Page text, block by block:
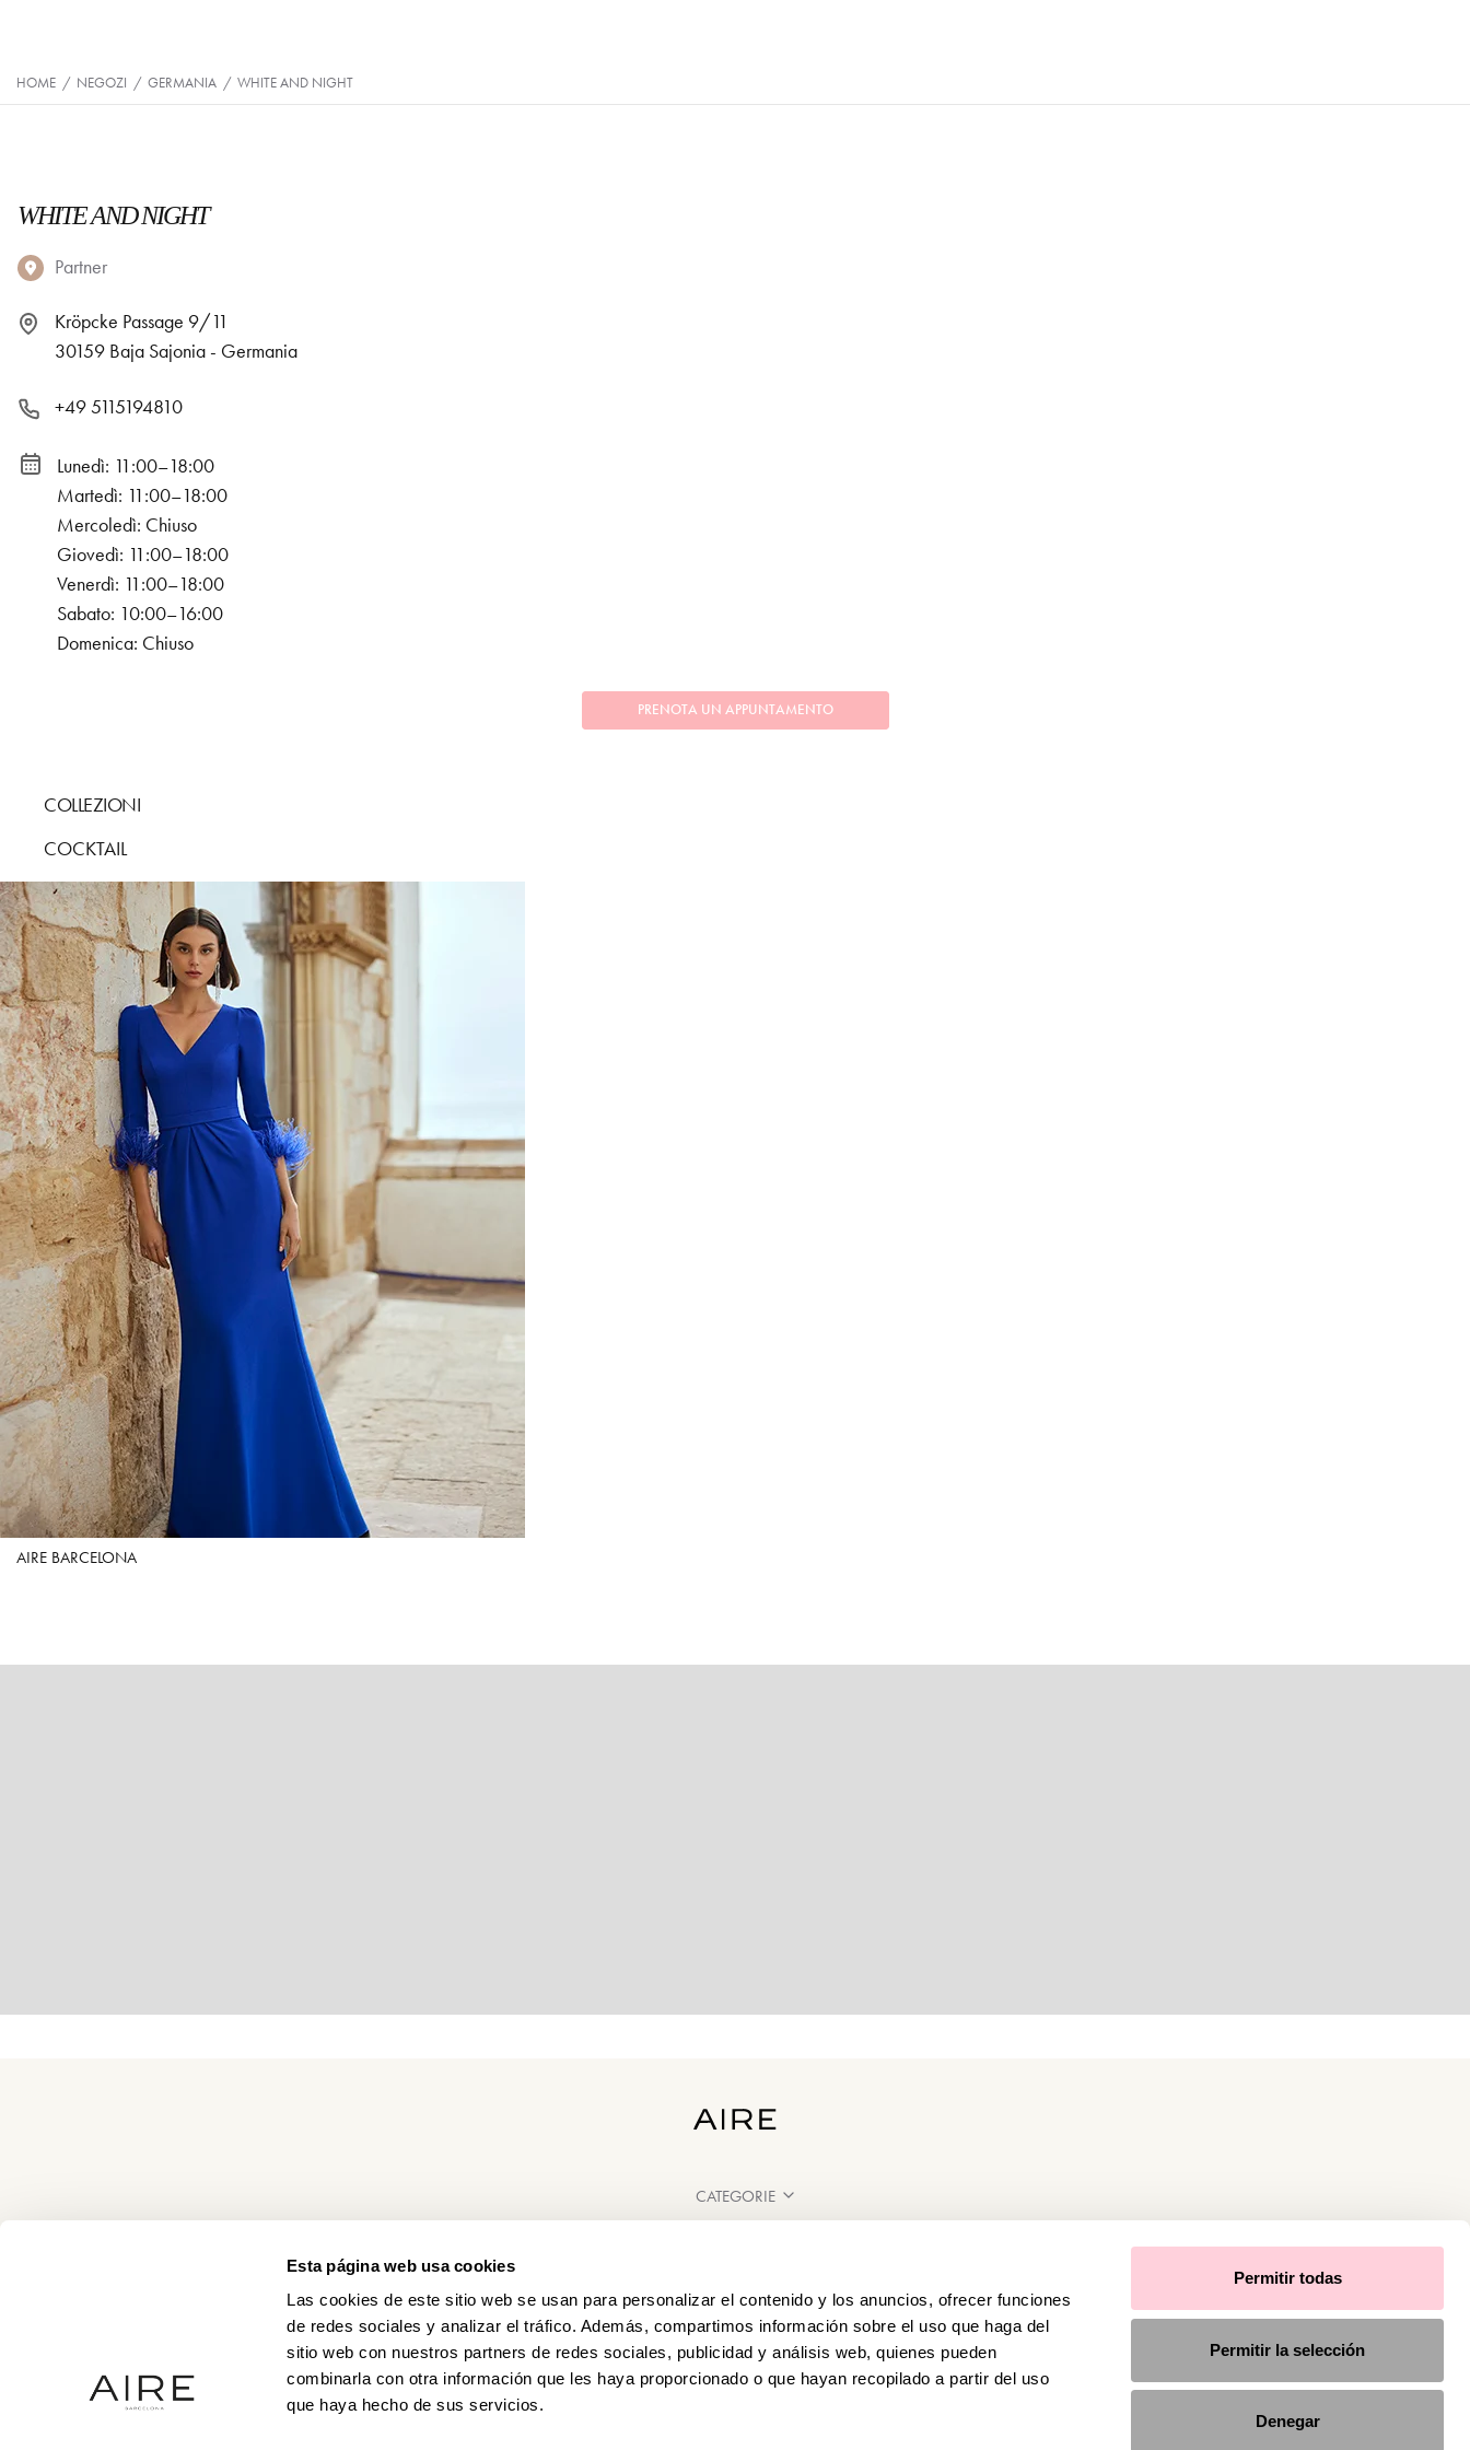
Esta página web usa cookies
Las cookies de este sitio web se usan para personalizar el contenido y los anuncios, ofrecer funciones
de redes sociales y analizar el tráfico. Además, compartimos información sobre el uso que haga del
sitio web con nuestros partners de redes sociales, publicidad y análisis web, quienes pueden
combinarla con otra información que les haya proporcionado o que hayan recopilado a partir del uso
que haya hecho de sus servicios.
Permitir todas
Permitir la selección
Denegar
HOME / NEGOZI / GERMANIA / WHITE AND NIGHT
WHITE AND NIGHT
Partner
Kröpcke Passage 9/11
30159 Baja Sajonia - Germania
+49 5115194810
Lunedì: 11:00–18:00
Martedì: 11:00–18:00
Mercoledì: Chiuso
Giovedì: 11:00–18:00
Venerdì: 11:00–18:00
Sabato: 10:00–16:00
Domenica: Chiuso
PRENOTA UN APPUNTAMENTO
COLLEZIONI
COCKTAIL
AIRE BARCELONA
CATEGORIE
PUNTI VENDITA